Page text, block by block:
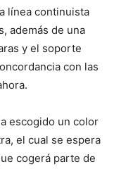
línea continuista
además de una
y el soporte
con las
escogido un color
el cual se espera
cogerá parte de